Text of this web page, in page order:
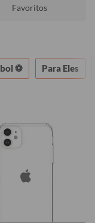
no cotidiano.
Favoritos
⚽ Para Eles